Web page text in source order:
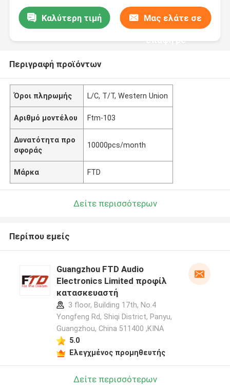
Καλύτερη τιμή Μας ελάτε σε
επαφή με
Περιγραφή προϊόντων
Όροι πληρωμής L/C, T/T, Western Union
Αριθμό μοντέλου Ftm-103
Δυνατότητα προ
σφοράς
10000pcs/month
Μάρκα FTD
Δείτε περισσότερων
Περίπου εμείς
Guangzhou FTD Audio
Electronics Limited προφίλ
κατασκευαστή
3 floor, Building 17th, No.4
Yongfeng Rd, Shiqi District, Panyu,
Guangzhou, China 511400 ,ΚΙΝΑ
5.0
Ελεγχμένος προμηθευτής
Δείτε περισσότερων